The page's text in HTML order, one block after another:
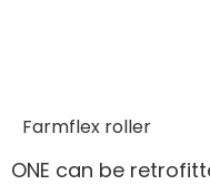
Farmflex roller
ONE can be